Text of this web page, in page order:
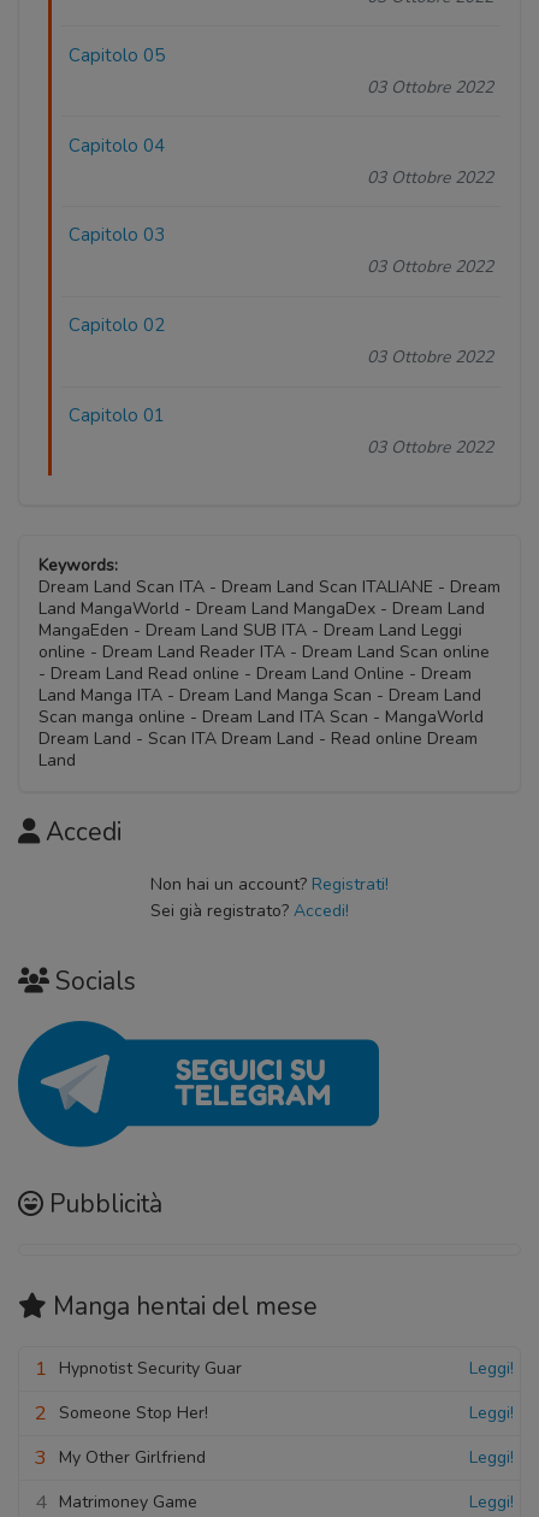
Capitolo 05
03 Ottobre 2022
Capitolo 04
03 Ottobre 2022
Capitolo 03
03 Ottobre 2022
Capitolo 02
03 Ottobre 2022
Capitolo 01
03 Ottobre 2022
Keywords:
Dream Land Scan ITA - Dream Land Scan ITALIANE - Dream
Land MangaWorld - Dream Land MangaDex - Dream Land
MangaEden - Dream Land SUB ITA - Dream Land Leggi
online - Dream Land Reader ITA - Dream Land Scan online
- Dream Land Read online - Dream Land Online - Dream
Land Manga ITA - Dream Land Manga Scan - Dream Land
Scan manga online - Dream Land ITA Scan - MangaWorld
Dream Land - Scan ITA Dream Land - Read online Dream
Land
Accedi
Non hai un account? Registrati!
Sei già registrato? Accedi!
Socials
Pubblicità
Manga hentai del mese
1 Hypnotist Security Guar Leggi!
2 Someone Stop Her! Leggi!
3 My Other Girlfriend Leggi!
4 Matrimoney Game Leggi!